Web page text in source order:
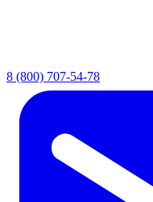
8 (800) 707-54-78